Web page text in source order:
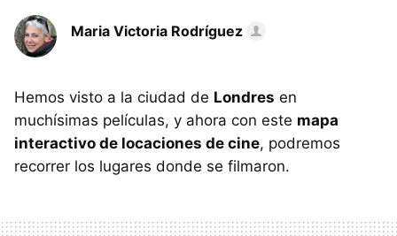
Maria Victoria Rodríguez
Hemos visto a la ciudad de Londres en
muchísimas películas, y ahora con este mapa
interactivo de locaciones de cine, podremos
recorrer los lugares donde se filmaron.